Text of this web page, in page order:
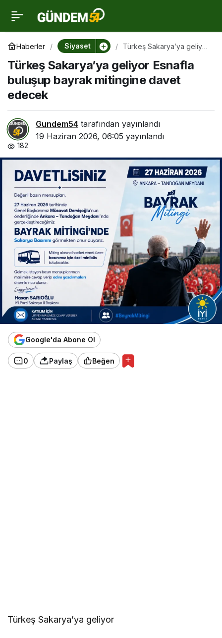
Haberler Siyaset
Türkeş Sakarya’ya geliyor
mitingine davet edecek
Türkeş Sakarya’ya geliyor Esnafla
buluşup bayrak mitingine davet
edecek
Gundem54 tarafından yayınlandı
19 Haziran 2026, 06:05 yayınlandı
182
Google'da Abone Ol
0 Paylaş Beğen
Türkeş Sakarya’ya geliyor
Türkeş Sakarya’ya
geliyor Esnafla buluşup
bayrak mitingine davet
edecek